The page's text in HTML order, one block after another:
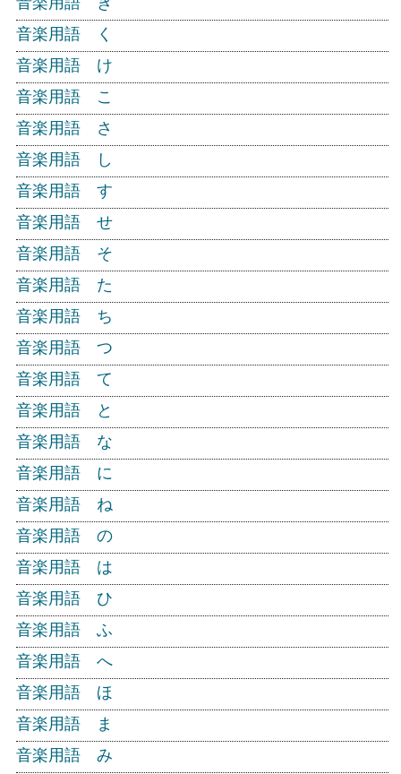
音楽用語 き
音楽用語 く
音楽用語 け
音楽用語 こ
音楽用語 さ
音楽用語 し
音楽用語 す
音楽用語 せ
音楽用語 そ
音楽用語 た
音楽用語 ち
音楽用語 つ
音楽用語 て
音楽用語 と
音楽用語 な
音楽用語 に
音楽用語 ね
音楽用語 の
音楽用語 は
音楽用語 ひ
音楽用語 ふ
音楽用語 へ
音楽用語 ほ
音楽用語 ま
音楽用語 み